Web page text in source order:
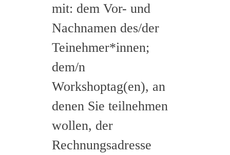
mit: dem Vor- und
Nachnamen des/der
Teinehmer*innen;
dem/n
Workshoptag(en), an
denen Sie teilnehmen
wollen, der
Rechnungsadresse